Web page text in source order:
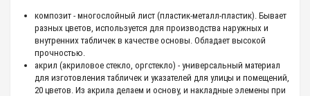
композит - многослойный лист (пластик-металл-пластик). Бывает
разных цветов, используется для производства наружных и
внутренних табличек в качестве основы. Обладает высокой
прочностью.
акрил (акриловое стекло, оргстекло) - универсальный материал
для изготовления табличек и указателей для улицы и помещений,
20 цветов. Из акрила делаем и основу, и накладные элемены при